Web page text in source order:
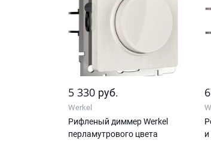
5 330 руб.
Werkel
Рифленый диммер Werkel
перламутрового цвета